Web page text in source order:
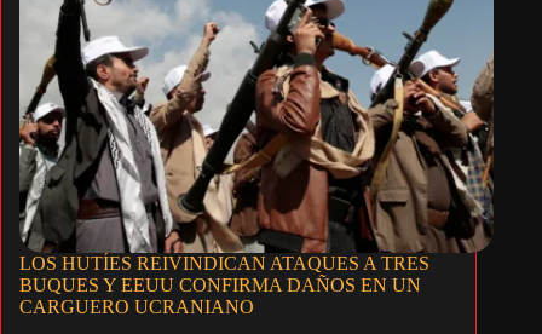
LOS HUTÍES REIVINDICAN ATAQUES A TRES
BUQUES Y EEUU CONFIRMA DAÑOS EN UN
CARGUERO UCRANIANO